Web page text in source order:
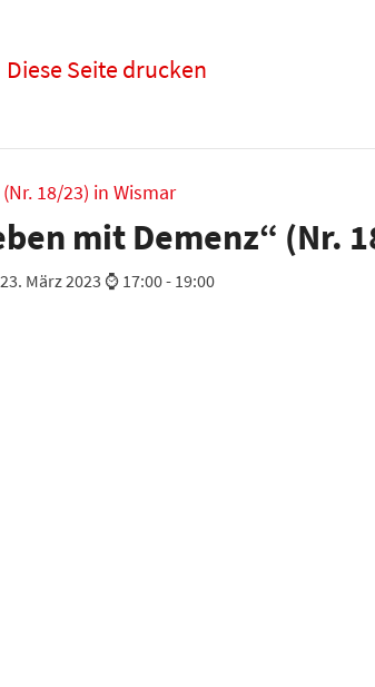
Diese Seite drucken
18/23) in Wismar
mit Demenz“ (Nr.
23. März 2023 ⌚ 17:00- 19:00